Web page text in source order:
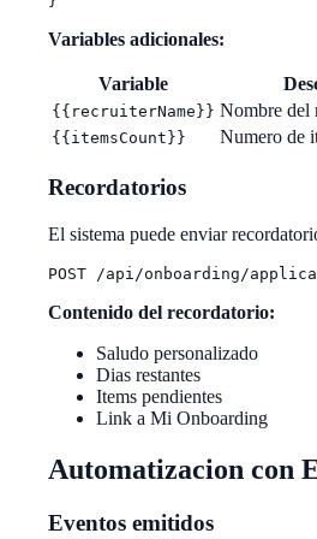
Variables adicionales:
Variable
{{recruiterName}} Nombre del
{{itemsCount}} Numero de
Recordatorios
El sistema puede enviar
Contenido del recordatorio:
Saludo personalizado
Dias restantes
Items pendientes
Link a Mi Onboarding
Automatizacion con
Eventos emitidos